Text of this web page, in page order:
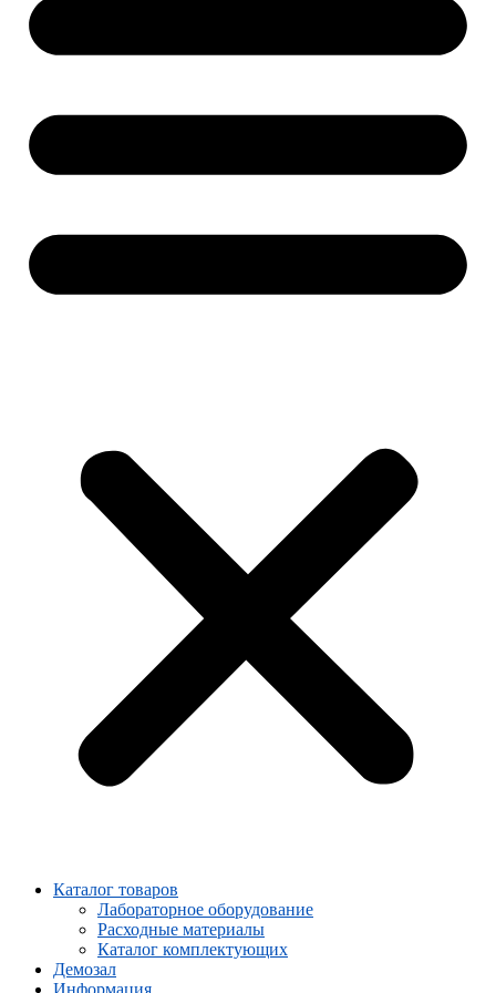
Каталог товаров
Лабораторное оборудование
Расходные материалы
Каталог комплектующих
Демозал